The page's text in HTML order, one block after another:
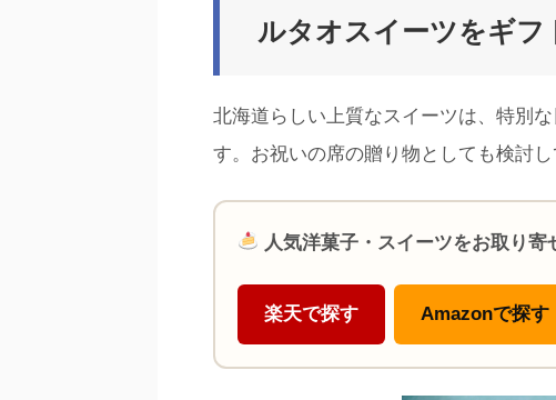
ルタオスイーツをギフ
北海道らしい上質なスイーツは、特別
す。お祝いの席の贈り物としても検討し
人気洋菓子・スイーツをお取り寄
楽天で探す Amazonで探す